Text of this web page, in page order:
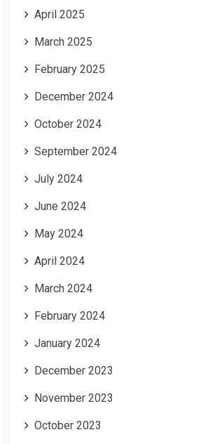
April 2025
March 2025
February 2025
December 2024
October 2024
September 2024
July 2024
June 2024
May 2024
April 2024
March 2024
February 2024
January 2024
December 2023
November 2023
October 2023